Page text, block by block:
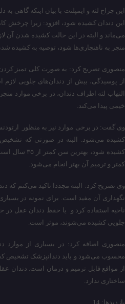
این جراح لثه و ایمپلنت با بیان اینکه گاهی
این دندان کشیده شود، افزود: زیرا چرخش
می‌ماند و البته در این حالت کشیده شدن آن
منجر به ناهنجاری‌ها شود، توصیه به کشیده
منصوری تصریح کرد: به صورت کلی تمیز
از پوسیدگی، بیش از دندان‌های جلویی
التهاب لثه اطراف دندان، در برخی موارد
خیمی پیدا می‌کند.
وی گفت: در برخی موارد نیز به منظور
کشیده می‌شود. البته در صورتی که
کشیده شود،
کمتر و ترمیم آن بهتر انجام می‌شود.
وی تصریح کرد: البته مجددا تاکید می‌کنم
نگهداری آن مفید است. برای نمونه در
ناحیه استفاده کرد و یا حفظ دندان عقل
جلویی کشیده می‌شوند، موثر است.
منصوری اضافه کرد: در بسیاری از
محسوب می‌شود و باید دندانپزشک تشخیص
از مواقع قابل ترمیم و درمان است. دندان
ساختاری ندارد.
بازدیدها: 14